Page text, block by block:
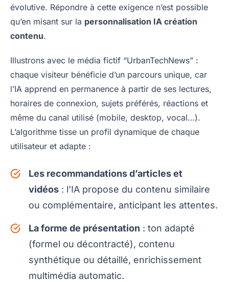
évolutive. Répondre à cette exigence n’est possible
qu’en misant sur la personnalisation IA création
contenu.
Illustrons avec le média fictif “UrbanTechNews” :
chaque visiteur bénéficie d’un parcours unique, car
l’IA apprend en permanence à partir de ses lectures,
horaires de connexion, sujets préférés, réactions et
même du canal utilisé (mobile, desktop, vocal…).
L’algorithme tisse un profil dynamique de chaque
utilisateur et adapte :
Les recommandations d’articles et
vidéos : l’IA propose du contenu similaire
ou complémentaire, anticipant les attentes.
La forme de présentation : ton adapté
(formel ou décontracté), contenu
synthétique ou détaillé, enrichissement
multimédia automatic.